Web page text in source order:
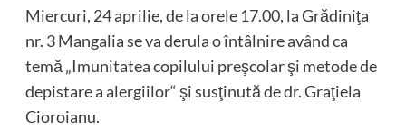
Miercuri, 24 aprilie, de la orele 17.00, la Grădiniţa
nr. 3 Mangalia se va derula o întâlnire având ca
temă „Imunitatea copilului preşcolar şi metode de
depistare a alergiilor“ şi susţinută de dr. Graţiela
Cioroianu.